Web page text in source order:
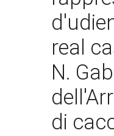
real
N.
di